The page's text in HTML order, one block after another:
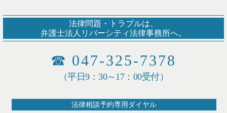
法律問題・トラブルは、
弁護士法人リバーシティ法律事務所へ。
☎ 047-325-7378
（平日9：30～17：00受付）
法律相談予約専用ダイヤル